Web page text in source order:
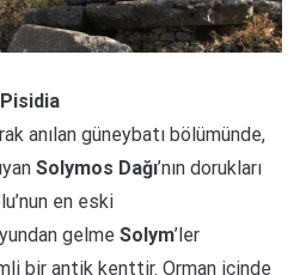
Pisidia
anılan güneybatı bölümünde,
Solymos Dağı’nın dorukları
en eski
gelme Solym’ler
bir antik kenttir. Orman içinde